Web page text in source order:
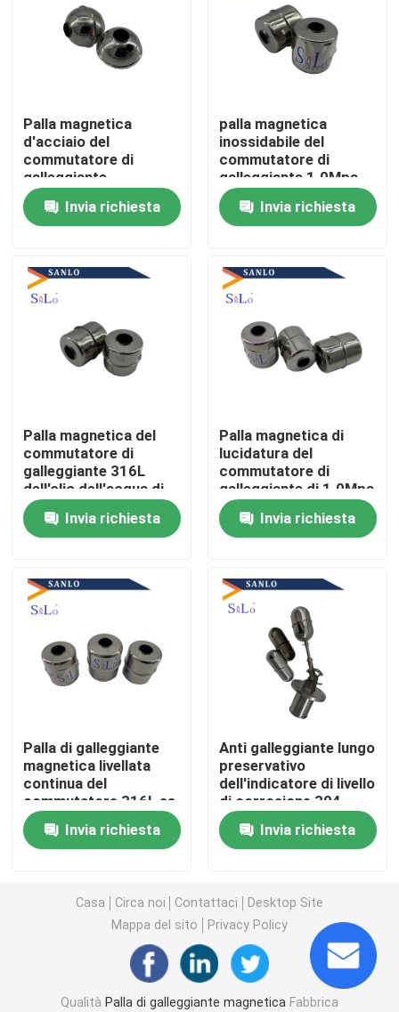
Prodotti
Circa noi
Giro della fabbrica
Controllo di qualità
Richieda una citazione
Company News
Palla di galleggiante d'acciaio
Palla di galleggiante di rame
Palla di galleggiante del carro armato
Palla del commutatore di galleggiante
Galleggiante livellato liquido
Galleggiante di palla rotonda
Palla magnetica
d'acciaio del
commutatore di
galleggiante
dell'indicatore di livello
304
Invia richiesta
palla magnetica
inossidabile del
commutatore di
galleggiante 1.0Mpa
SS304
Invia richiesta
Palla magnetica del
commutatore di
galleggiante 316L
dell'olio dell'acqua di
iso 1.0Mpa
Invia richiesta
Palla magnetica di
lucidatura del
commutatore di
galleggiante di 1.0Mpa
SS316L
Invia richiesta
Palla di galleggiante
magnetica livellata
continua del
commutatore 316L ss
Invia richiesta
Anti galleggiante lungo
preservativo
dell'indicatore di livello
di corrosione 304
Invia richiesta
Casa Circa noi Contattaci
Desktop Site
Mappa del sito
Privacy Policy
Qualità Palla di galleggiante magnetica Fabbrica